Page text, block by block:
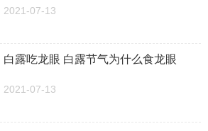
2021-07-13
白露吃龙眼 白露节气为什么食龙眼
2021-07-13